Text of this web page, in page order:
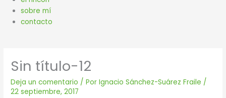
sobre mí
contacto
Sin título-12
Deja un comentario / PorIgnacio Sánchez-Suárez Fraile /
22 septiembre, 2017